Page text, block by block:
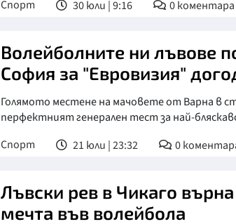
Спорт
30 юли | 9:16 0коментара
Волейболните ни лъвове
София за "Евровизия"
Голямото местене на мачовете от Варна в
перфектният генерален тест за най-
Спорт
21 юли | 23:32 0
Лъвски рев в Чикаго
мечта във волейбола